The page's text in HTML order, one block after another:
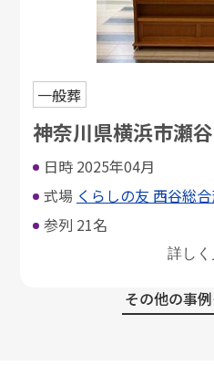
一般葬
神奈川県横浜市瀬
日時 2025年04月
式場 くらしの友 西谷総
参列 21名
詳しく
その他の事